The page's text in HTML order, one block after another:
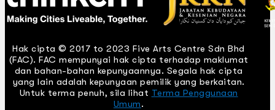
Hak cipta © 2017 to 2023 Five Arts Centre Sdn Bhd
(FAC). FAC mempunyai hak cipta terhadap maklumat
dan bahan-bahan kepunyaannya. Segala hak cipta
yang lain adalah kepunyaan pemilik yang berkaitan.
Untuk terma penuh, sila lihat Terma Penggunaan
Umum.